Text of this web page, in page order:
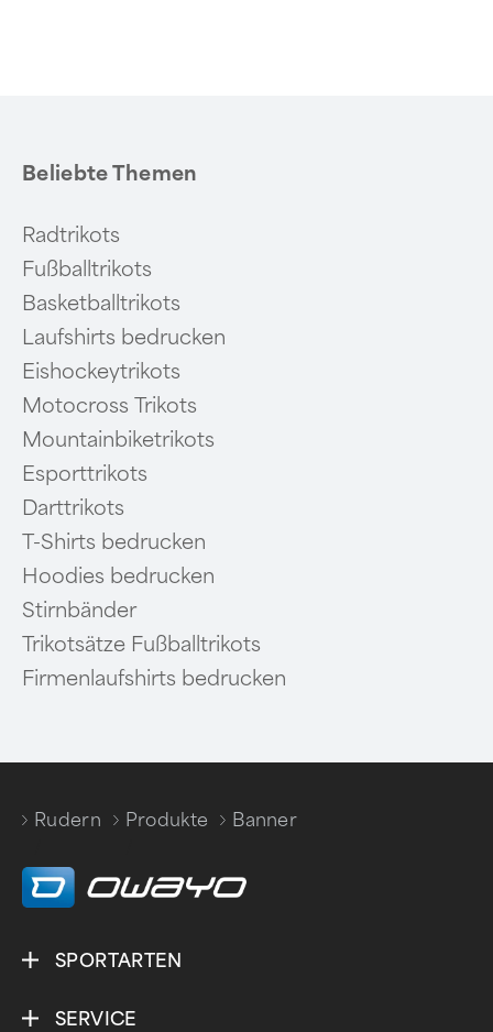
Beliebte Themen
Radtrikots
Fußballtrikots
Basketballtrikots
Laufshirts bedrucken
Eishockeytrikots
Motocross Trikots
Mountainbiketrikots
Esporttrikots
Darttrikots
T-Shirts bedrucken
Hoodies bedrucken
Stirnbänder
Trikotsätze Fußballtrikots
Firmenlaufshirts bedrucken
Rudern
Produkte
Banner
SPORTARTEN
SERVICE